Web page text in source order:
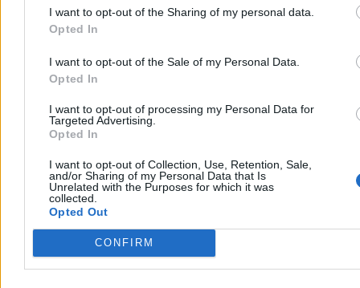
I want to opt-out of the Sharing of my personal data.
Opted In
I want to opt-out of the Sale of my Personal Data.
Opted In
I want to opt-out of processing my Personal Data for
Targeted Advertising.
Opted In
I want to opt-out of Collection, Use, Retention, Sale,
and/or Sharing of my Personal Data that Is
Unrelated with the Purposes for which it was
collected.
Opted Out
CONFIRM
Obraz nie wytrzymał próby czasu
A potem wyjechał z Polski. Na Węgrzech dostał azyl polityczny.
Sam twierdzi, że padł ofiarą politycznych represji. Krytycy patrzą na
to inaczej: to nie azyl, tylko ucieczka. Ucieczka od konsekwencji,